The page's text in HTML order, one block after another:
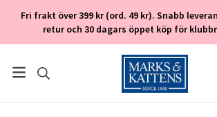
Fri frakt över 399 kr (ord. 49 kr). Snabb
retur och 30 dagars öppet köp för